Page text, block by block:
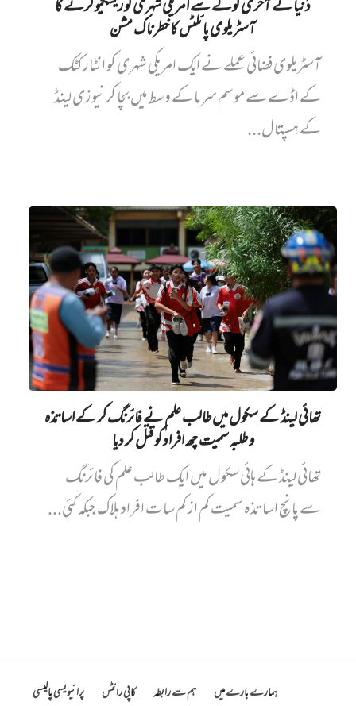
دُنیا کے آخری کونے سے امریکی شہری کو ریسکیو کرنے کا
آسٹریلوی پائلٹس کا خطرناک مشن
آسٹریلوی فضائی عملے نے ایک امریکی شہری کو انٹارکٹک
کے اڈے سے موسم سرما کے وسط میں بچا کر نیوزی لینڈ
کے ہسپتال...
تھائی لینڈ کے سکول میں طالب علم نے فائرنگ کر کے اساتذہ
و طلبہ سمیت چھ افراد کو قتل کر دیا
تھائی لینڈ کے ہائی سکول میں ایک طالب علم کی فائرنگ
سے پانچ اساتذہ سمیت کم از کم سات افراد ہلاک جبکہ کئی...
ہمارے بارے میں ہم سے رابطہ کاپی رائٹس پرائیویسی پالیسی